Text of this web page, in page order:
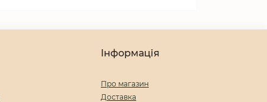
Інформація
Про магазин
Доставка